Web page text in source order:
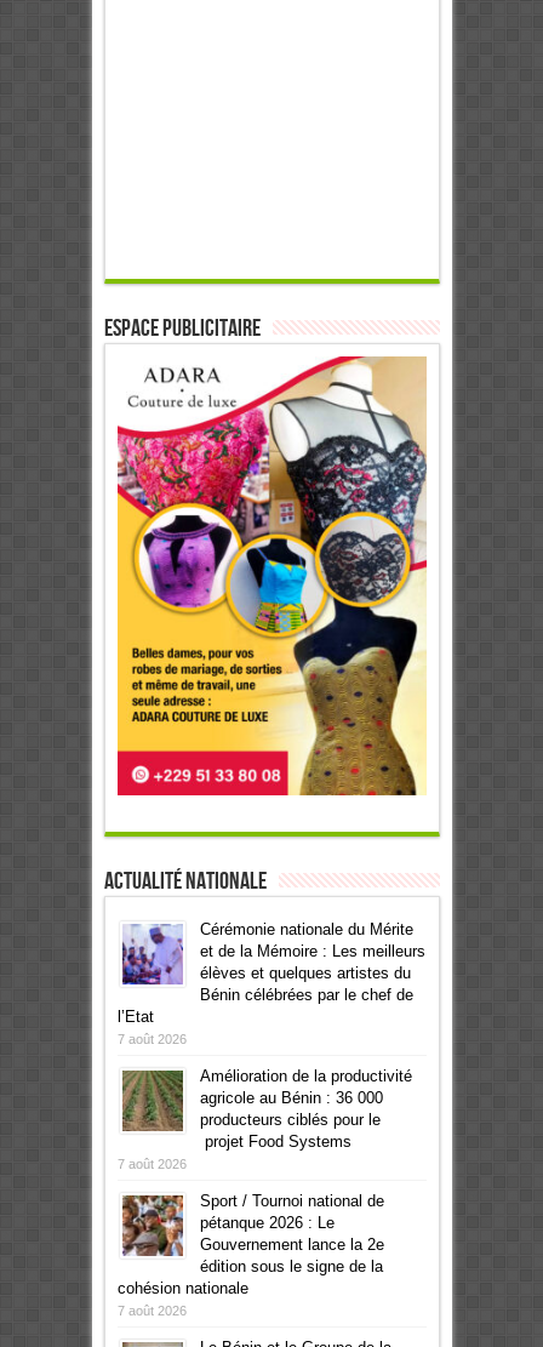
ESPACE PUBLICITAIRE
Actualité Nationale
Cérémonie nationale du Mérite
et de la Mémoire : Les meilleurs
élèves et quelques artistes du
Bénin célébrées par le chef de
l’Etat
7 août 2026
Amélioration de la productivité
agricole au Bénin : 36 000
producteurs ciblés pour le
projet Food Systems
7 août 2026
Sport / Tournoi national de
pétanque 2026 : Le
Gouvernement lance la 2e
édition sous le signe de la
cohésion nationale
7 août 2026